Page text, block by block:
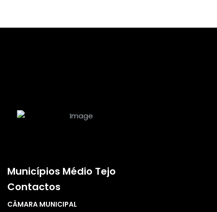
Municípios Médio Tejo
Contactos
CÂMARA MUNICIPAL